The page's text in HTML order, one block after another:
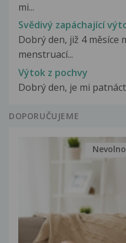
mi...
Svědivý zapáchající
Dobrý den, již 4 měsíce
menstruací...
Výtok z pochvy
Dobrý den, je mi
DOPORUČUJEME